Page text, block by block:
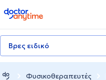
doctoranytime
Βρες ειδικό
Φυσικοθεραπευτές